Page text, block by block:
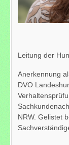
Leitung der
Anerkennung
DVO
NRW. Gelistet